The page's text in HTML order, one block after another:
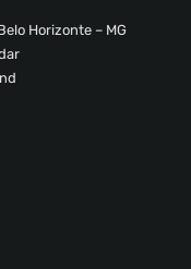
Horizonte – MG